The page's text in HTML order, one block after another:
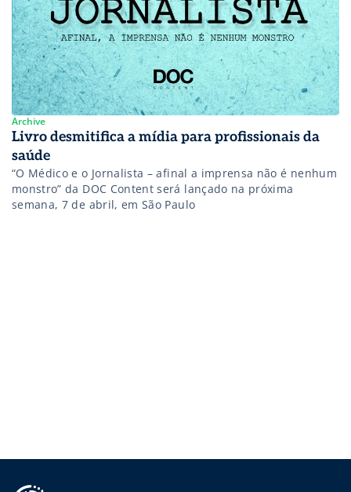
Archive
Livro desmitifica a mídia para profissionais da
saúde
“O Médico e o Jornalista – afinal a imprensa não é nenhum
monstro” da DOC Content será lançado na próxima
semana, 7 de abril, em São Paulo